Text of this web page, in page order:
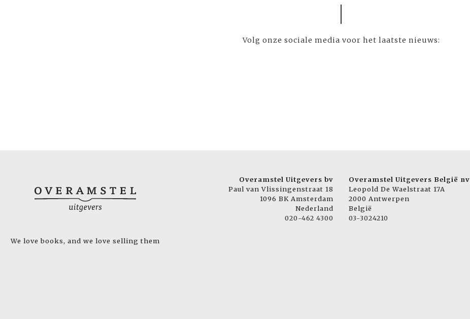
Volg onze sociale media voor het laatste nieuws:
We love books, and we love selling them
Overamstel Uitgevers bv
Paul van Vlissingenstraat 18
1096 BK Amsterdam
Nederland
020-462 4300
Overamstel Uitgevers België nv
Leopold De Waelstraat 17A
2000 Antwerpen
België
03-3024210